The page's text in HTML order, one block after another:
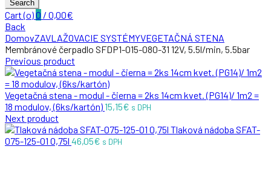
Search
Cart (o)0 / 0,00€
Back
DomovZAVLAŽOVACIE SYSTÉMYVEGETAČNÁ STENA
Membránové čerpadlo SFDP1-015-080-31 12V, 5.5l/min, 5.5bar
Previous product
Vegetačná stena - modul - čierna = 2ks 14cm kvet. (PG14)/ 1m2 =
18 modulov, (6ks/kartón)15,15€ s DPH
Next product
Tlaková nádoba SFAT-
075-125-01 0,75l 46,05€ s DPH